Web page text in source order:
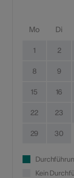
Mo Di
1 2
8 9
15 16
22 23
29 30
Kein